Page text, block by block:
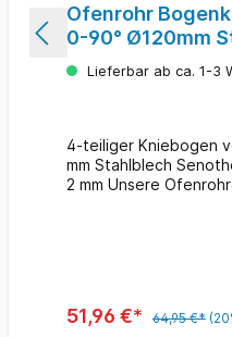
Ofenrohr
0-90° Ø120mm
TürLieferbar ab ca. 1-3
4-teiliger Kniebogen
mm Stahlblech
2 mm Unsere
51,96 €* 64,95 €*